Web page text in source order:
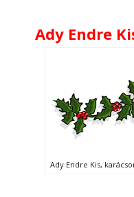
Ady Endre
Ady Endre Kis,